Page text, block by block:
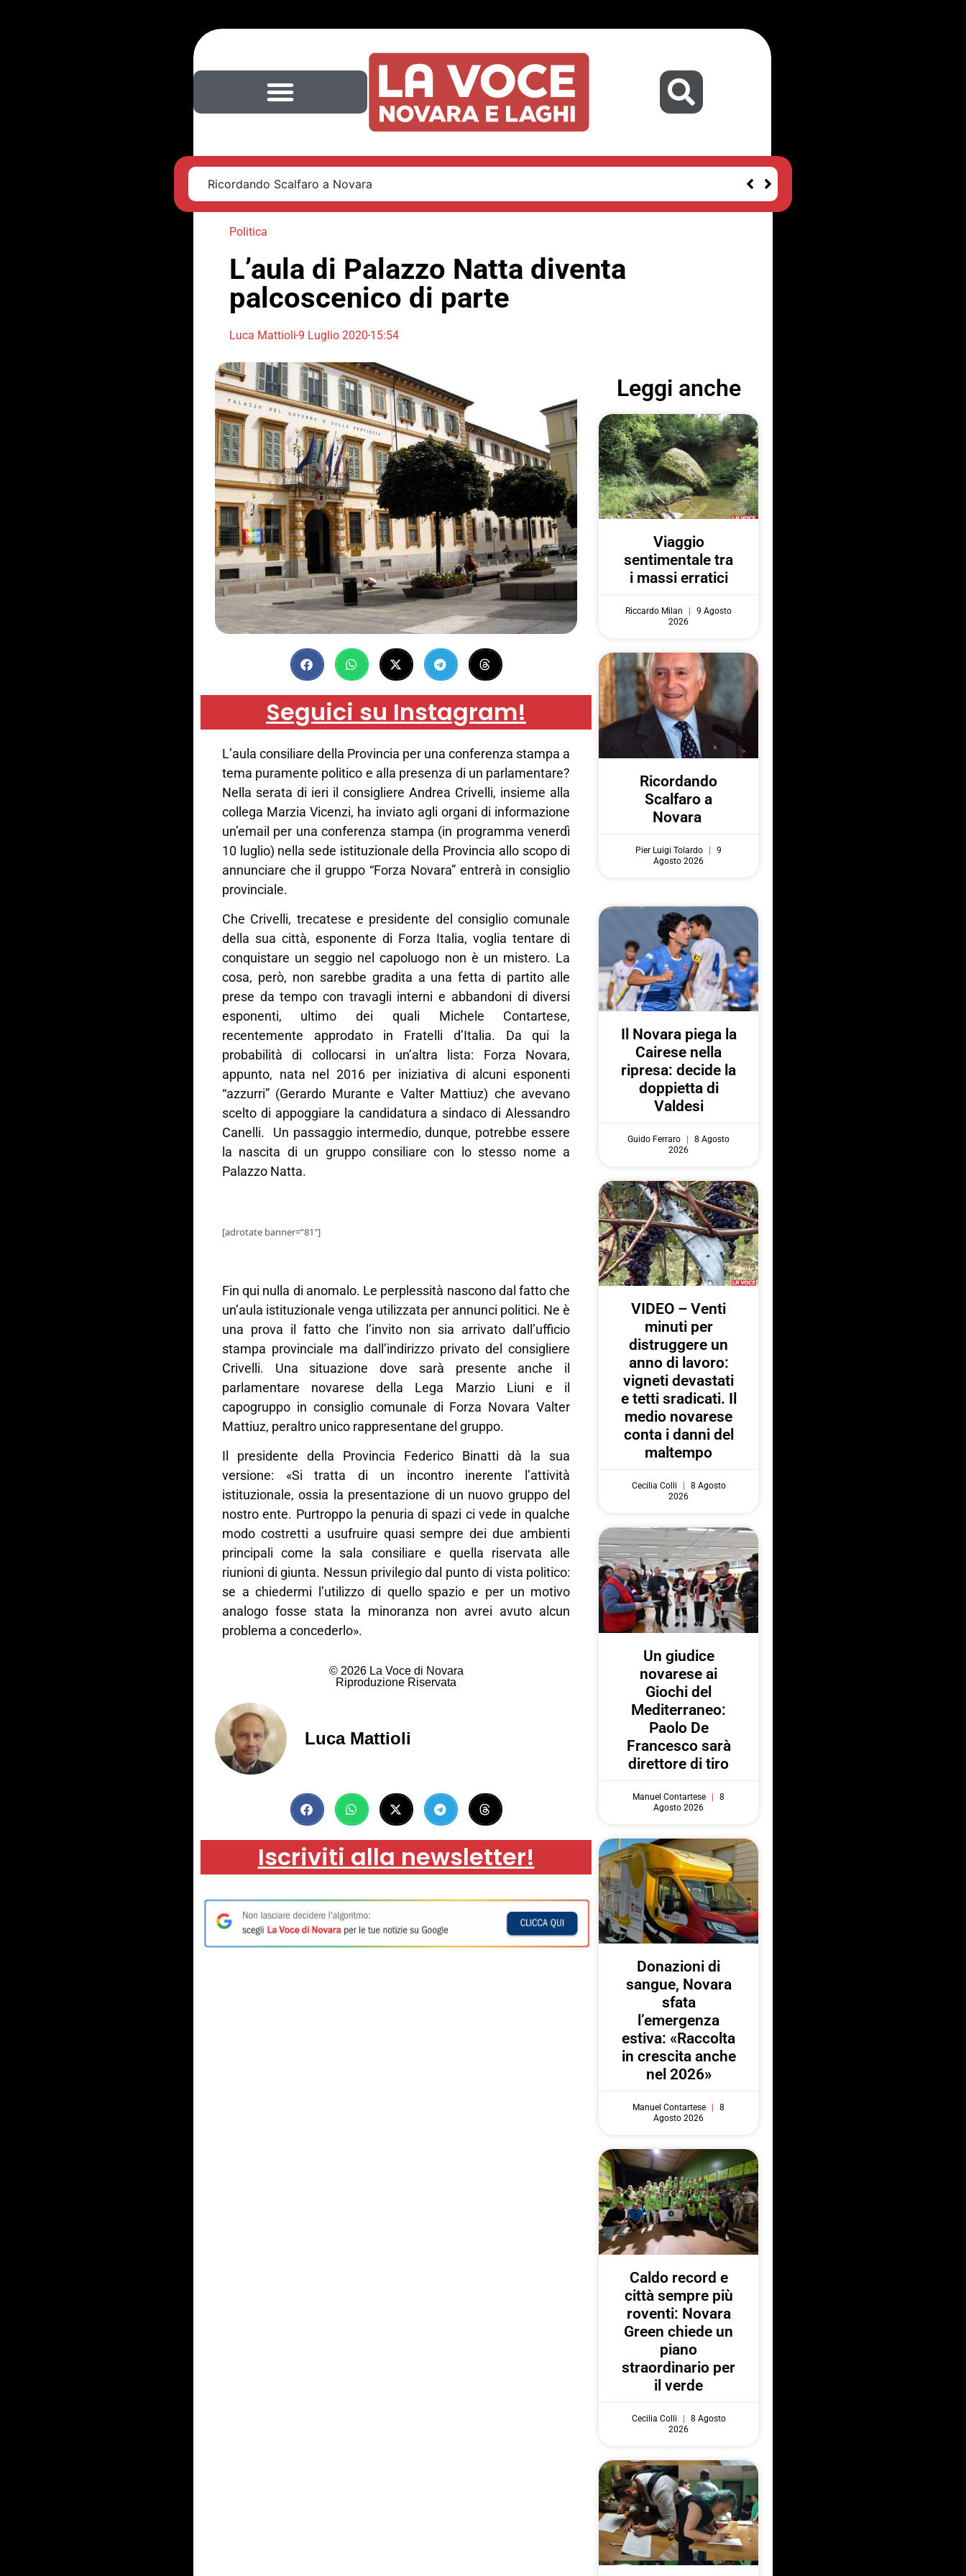
Ricordando Scalfaro a Novara
Politica
L’aula di Palazzo Natta diventa
palcoscenico di parte
Luca Mattioli9 Luglio 202015:54
Seguici su Instagram!
L’aula consiliare della Provincia per una conferenza stampa a
tema puramente politico e alla presenza di un parlamentare?
Nella serata di ieri il consigliere Andrea Crivelli, insieme alla
collega Marzia Vicenzi, ha inviato agli organi di informazione
un’email per una conferenza stampa (in programma venerdì
10 luglio) nella sede istituzionale della Provincia allo scopo di
annunciare che il gruppo “Forza Novara” entrerà in consiglio
provinciale.
Che Crivelli, trecatese e presidente del consiglio comunale
della sua città, esponente di Forza Italia, voglia tentare di
conquistare un seggio nel capoluogo non è un mistero. La
cosa, però, non sarebbe gradita a una fetta di partito alle
prese da tempo con travagli interni e abbandoni di diversi
esponenti, ultimo dei quali Michele Contartese,
recentemente approdato in Fratelli d’Italia. Da qui la
probabilità di collocarsi in un’altra lista: Forza Novara,
appunto, nata nel 2016 per iniziativa di alcuni esponenti
“azzurri” (Gerardo Murante e Valter Mattiuz) che avevano
scelto di appoggiare la candidatura a sindaco di Alessandro
Canelli. Un passaggio intermedio, dunque, potrebbe essere
la nascita di un gruppo consiliare con lo stesso nome a
Palazzo Natta.
[adrotate banner=”81″]
Fin qui nulla di anomalo. Le perplessità nascono dal fatto che
un’aula istituzionale venga utilizzata per annunci politici. Ne è
una prova il fatto che l’invito non sia arrivato dall’ufficio
stampa provinciale ma dall’indirizzo privato del consigliere
Crivelli. Una situazione dove sarà presente anche il
parlamentare novarese della Lega Marzio Liuni e il
capogruppo in consiglio comunale di Forza Novara Valter
Mattiuz, peraltro unico rappresentane del gruppo.
Il presidente della Provincia Federico Binatti dà la sua
versione: «Si tratta di un incontro inerente l’attività
istituzionale, ossia la presentazione di un nuovo gruppo del
nostro ente. Purtroppo la penuria di spazi ci vede in qualche
modo costretti a usufruire quasi sempre dei due ambienti
principali come la sala consiliare e quella riservata alle
riunioni di giunta. Nessun privilegio dal punto di vista politico:
se a chiedermi l’utilizzo di quello spazio e per un motivo
analogo fosse stata la minoranza non avrei avuto alcun
problema a concederlo».
© 2026 La Voce di Novara
Riproduzione Riservata
Luca Mattioli
Iscriviti alla newsletter!
Leggi anche
Viaggio
sentimentale tra
i massi erratici
Riccardo Milan
9 Agosto
2026
Ricordando
Scalfaro a
Novara
Pier Luigi Tolardo
9
Agosto 2026
Il Novara piega la
Cairese nella
ripresa: decide la
doppietta di
Valdesi
Guido Ferraro
8 Agosto
2026
VIDEO – Venti
minuti per
distruggere un
anno di lavoro:
vigneti devastati
e tetti sradicati. Il
medio novarese
conta i danni del
maltempo
Cecilia Colli
8 Agosto
2026
Un giudice
novarese ai
Giochi del
Mediterraneo:
Paolo De
Francesco sarà
direttore di tiro
Manuel Contartese
8
Agosto 2026
Donazioni di
sangue, Novara
sfata
l’emergenza
estiva: «Raccolta
in crescita anche
nel 2026»
Manuel Contartese
8
Agosto 2026
Caldo record e
città sempre più
roventi: Novara
Green chiede un
piano
straordinario per
il verde
Cecilia Colli
8 Agosto
2026